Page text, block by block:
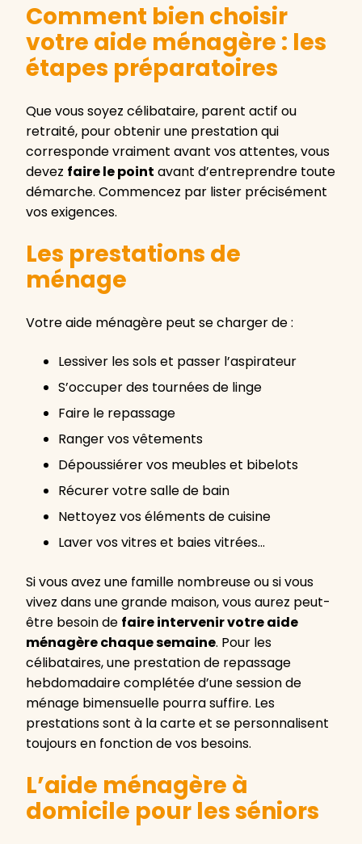
Comment bien choisir
votre aide ménagère : les
étapes préparatoires
Que vous soyez célibataire, parent actif ou
retraité, pour obtenir une prestation qui
corresponde vraiment avant vos attentes, vous
devez faire le point avant d’entreprendre toute
démarche. Commencez par lister précisément
vos exigences.
Les prestations de
ménage
Votre aide ménagère peut se charger de :
Lessiver les sols et passer l’aspirateur
S’occuper des tournées de linge
Faire le repassage
Ranger vos vêtements
Dépoussiérer vos meubles et bibelots
Récurer votre salle de bain
Nettoyez vos éléments de cuisine
Laver vos vitres et baies vitrées…
Si vous avez une famille nombreuse ou si vous
vivez dans une grande maison, vous aurez peut-
être besoin de faire intervenir votre aide
ménagère chaque semaine. Pour les
célibataires, une prestation de repassage
hebdomadaire complétée d’une session de
ménage bimensuelle pourra suffire. Les
prestations sont à la carte et se personnalisent
toujours en fonction de vos besoins.
L’aide ménagère à
domicile pour les séniors